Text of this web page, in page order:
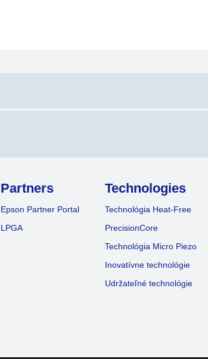
Partners
Epson Partner Portal
LPGA
Technologies
Technológia Heat-Free
PrecisionCore
Technológia Micro Piezo
Inovatívne technológie
Udržateľné technológie